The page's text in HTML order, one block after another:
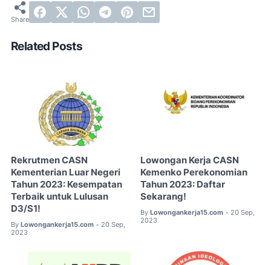
Related Posts
Rekrutmen CASN
Kementerian Luar Negeri
Tahun 2023: Kesempatan
Terbaik untuk Lulusan
D3/S1!
By Lowongankerja15.com • 20 Sep,
2023
Lowongan Kerja CASN
Kemenko Perekonomian
Tahun 2023: Daftar
Sekarang!
By Lowongankerja15.com • 20 Sep,
2023